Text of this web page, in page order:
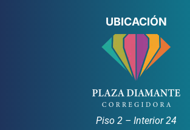
UBICACIÓN
Piso 2 – Interior 24